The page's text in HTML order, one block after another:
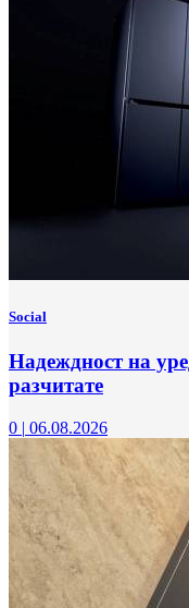
Social
Надеждност на
разчитате
0 | 06.08.2026